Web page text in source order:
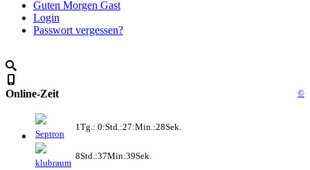
Guten Morgen Gast
Login
Passwort vergessen?
Online-Zeit ©
Septron
1Tg.: 0:Std.:27:Min.:28Sek.
klubraum
8Std.:37Min:39Sek.